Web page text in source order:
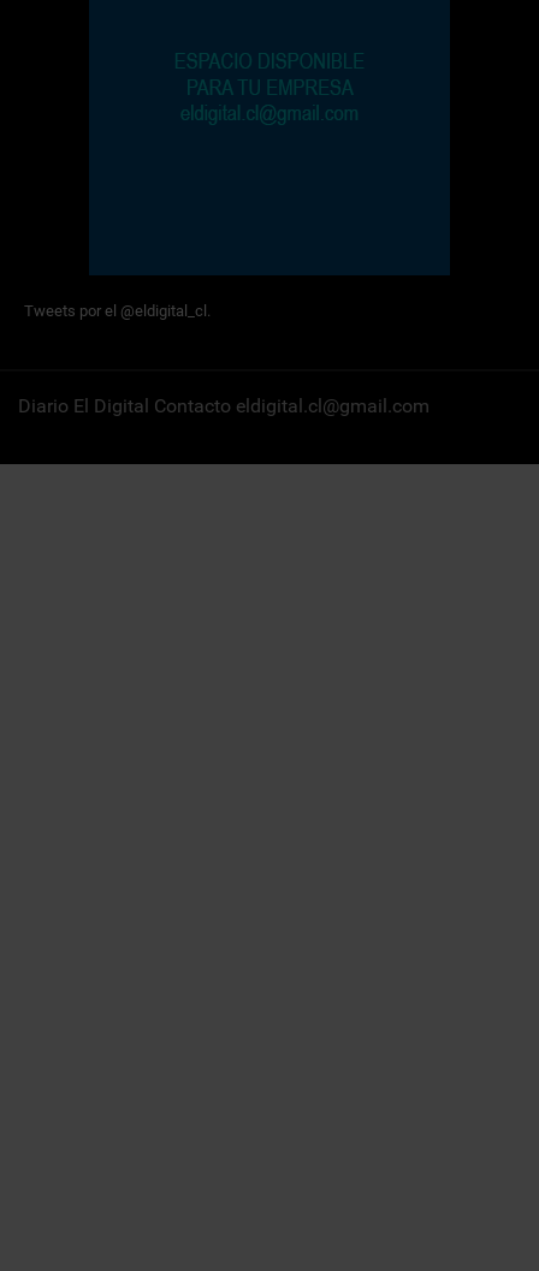
Tweets por el @eldigital_cl.
Diario El Digital Contacto eldigital.cl@gmail.com